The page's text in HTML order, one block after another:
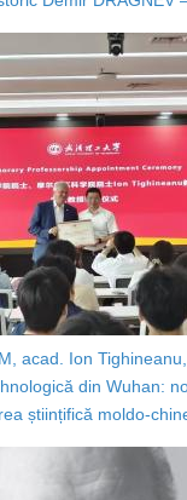
acad. Ion
din Wuhan:
științifică moldo-